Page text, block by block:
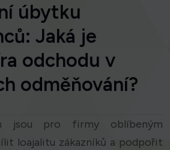
úbytku
Jaká je
odchodu v
odměňování?
jsou pro firmy oblíbeným
loajalitu zákazníků a podpořit